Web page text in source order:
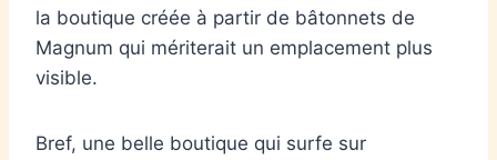
la boutique créée à partir de bâtonnets de
Magnum qui mériterait un emplacement plus
visible.
Bref, une belle boutique qui surfe sur